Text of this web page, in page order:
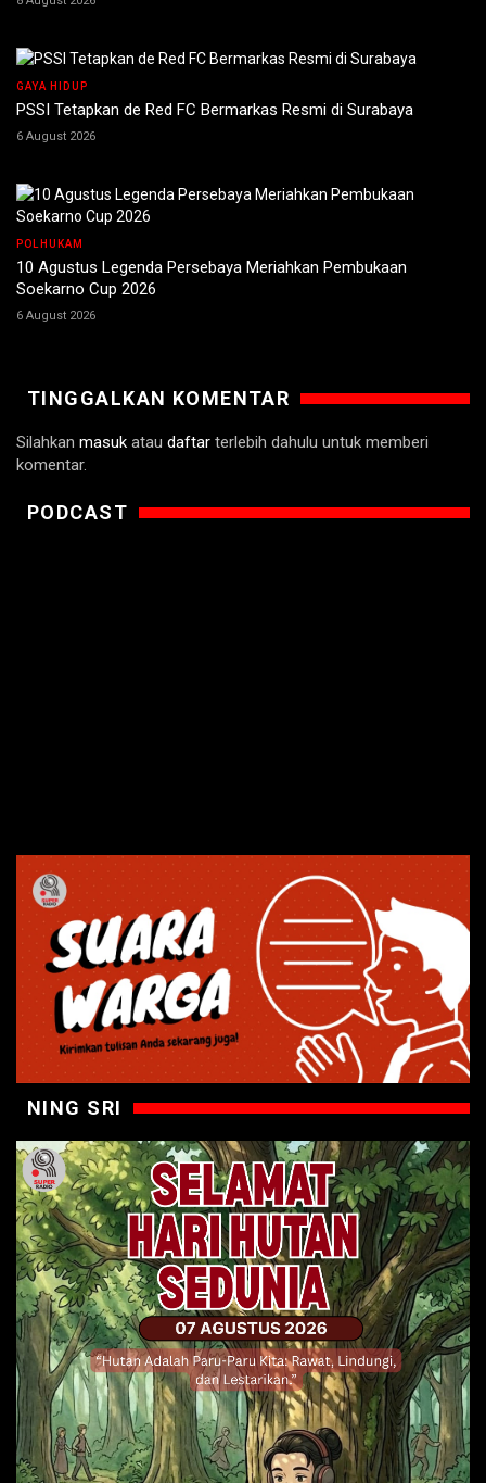
GAYA HIDUP
PSSI Tetapkan de Red FC Bermarkas Resmi di Surabaya
6 August 2026
POLHUKAM
10 Agustus Legenda Persebaya Meriahkan Pembukaan
Soekarno Cup 2026
6 August 2026
TINGGALKAN KOMENTAR
Silahkan masuk atau daftar terlebih dahulu untuk memberi
komentar.
PODCAST
NING SRI